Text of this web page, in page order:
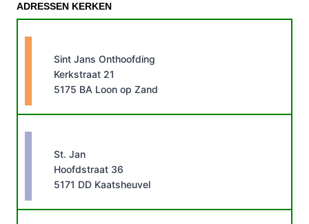
ADRESSEN KERKEN
Sint Jans Onthoofding
Kerkstraat 21
5175 BA Loon op Zand
St. Jan
Hoofdstraat 36
5171 DD Kaatsheuvel